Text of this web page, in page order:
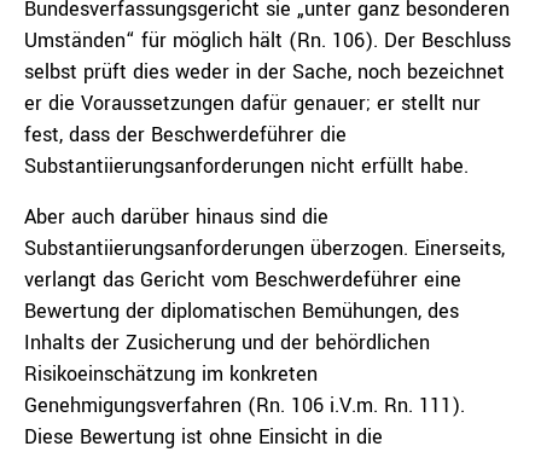
Bundesverfassungsgericht sie „unter ganz besonderen
Umständen“ für möglich hält (Rn. 106). Der Beschluss
selbst prüft dies weder in der Sache, noch bezeichnet
er die Voraussetzungen dafür genauer; er stellt nur
fest, dass der Beschwerdeführer die
Substantiierungsanforderungen nicht erfüllt habe.
Aber auch darüber hinaus sind die
Substantiierungsanforderungen überzogen. Einerseits,
verlangt das Gericht vom Beschwerdeführer eine
Bewertung der diplomatischen Bemühungen, des
Inhalts der Zusicherung und der behördlichen
Risikoeinschätzung im konkreten
Genehmigungsverfahren (Rn. 106 i.V.m. Rn. 111).
Diese Bewertung ist ohne Einsicht in die